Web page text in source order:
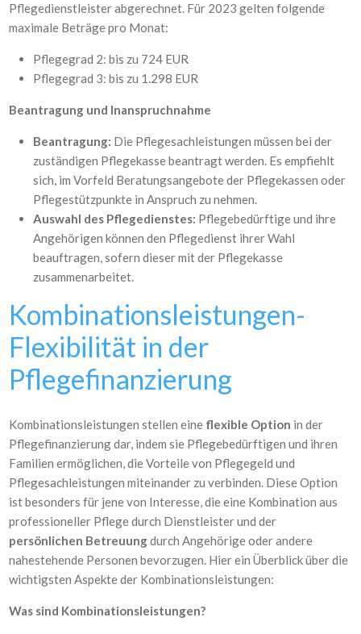
Pflegedienstleister abgerechnet. Für 2023 gelten folgende
maximale Beträge pro Monat:
Pflegegrad 2: bis zu 724 EUR
Pflegegrad 3: bis zu 1.298 EUR
Beantragung und Inanspruchnahme
Beantragung: Die Pflegesachleistungen müssen bei der
zuständigen Pflegekasse beantragt werden. Es empfiehlt
sich, im Vorfeld Beratungsangebote der Pflegekassen oder
Pflegestützpunkte in Anspruch zu nehmen.
Auswahl des Pflegedienstes: Pflegebedürftige und ihre
Angehörigen können den Pflegedienst ihrer Wahl
beauftragen, sofern dieser mit der Pflegekasse
zusammenarbeitet.
Kombinationsleistungen-
Flexibilität in der
Pflegefinanzierung
Kombinationsleistungen stellen eine flexible Option in der
Pflegefinanzierung dar, indem sie Pflegebedürftigen und ihren
Familien ermöglichen, die Vorteile von Pflegegeld und
Pflegesachleistungen miteinander zu verbinden. Diese Option
ist besonders für jene von Interesse, die eine Kombination aus
professioneller Pflege durch Dienstleister und der
persönlichen Betreuungdurch Angehörige oder andere
nahestehende Personen bevorzugen. Hier ein Überblick über die
wichtigsten Aspekte der Kombinationsleistungen:
Was sind Kombinationsleistungen?